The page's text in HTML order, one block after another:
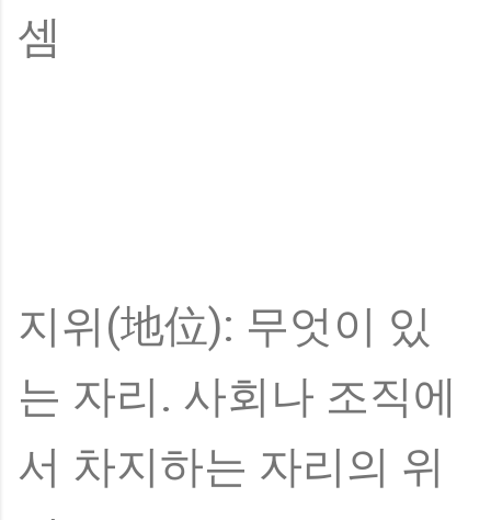
셈
지위(地位): 무엇이 있
는 자리. 사회나 조직에
서 차지하는 자리의 위